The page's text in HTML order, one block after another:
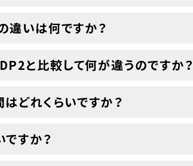
違いは何ですか？
と比較して何が違うのですか？
どれくらいですか？
すか？